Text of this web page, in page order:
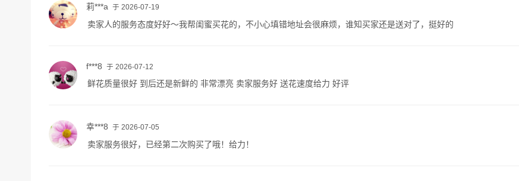
莉***a 于 2026-07-19
卖家人的服务态度好好～我帮闺蜜买花的，不小心填错地址会很麻烦，谁知买家还是送对了，挺好的
f***8 于 2026-07-12
鲜花质量很好 到后还是新鲜的 非常漂亮 卖家服务好 送花速度给力 好评
幸***8 于 2026-07-05
卖家服务很好，已经第二次购买了哦！给力！